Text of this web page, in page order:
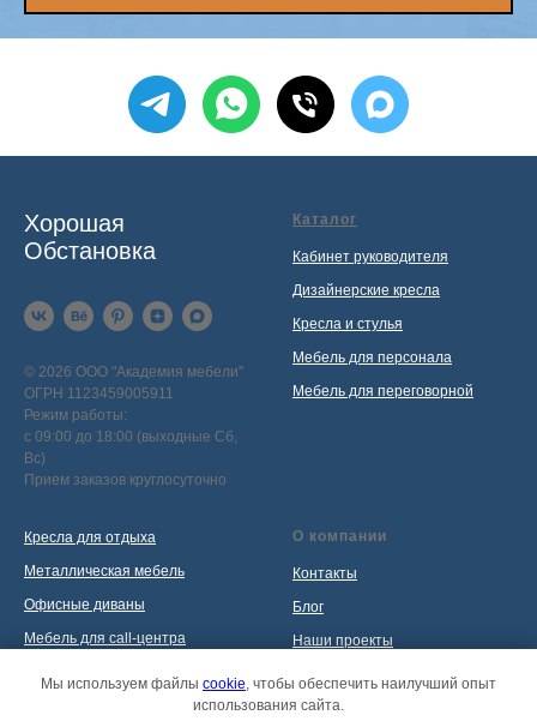
Мы используем файлы cookie, чтобы обеспечить наилучший опыт
использования сайта.
Хорошая
Обстановка
© 2026 ООО "Академия мебели"
ОГРН 1123459005911
Режим работы:
с 09:00 до 18:00 (выходные Сб,
Вс)
Прием заказов круглосуточно
Каталог
Кабинет руководителя
Дизайнерские кресла
Кресла и стулья
Мебель для персонала
Мебель для переговорной
Кресла для отдыха
Металлическая мебель
Офисные диваны
Мебель для call-центра
О компании
Контакты
Блог
Наши проекты
Политика обработки
персональных данных